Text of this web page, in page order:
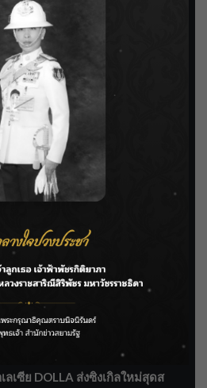
VARIETY
ENTERTAINMENT
ตามแก้ปัญหาโครงการประตู
วนคิด! “อยากกินอะไรหลังจาก
ตอนยังมีชีวิต”
ดตามโครงการหุบกะพง–ห้วย
พชรบุรี
ลเซีย DOLLA ส่งซิงเกิลใหม่สุดส